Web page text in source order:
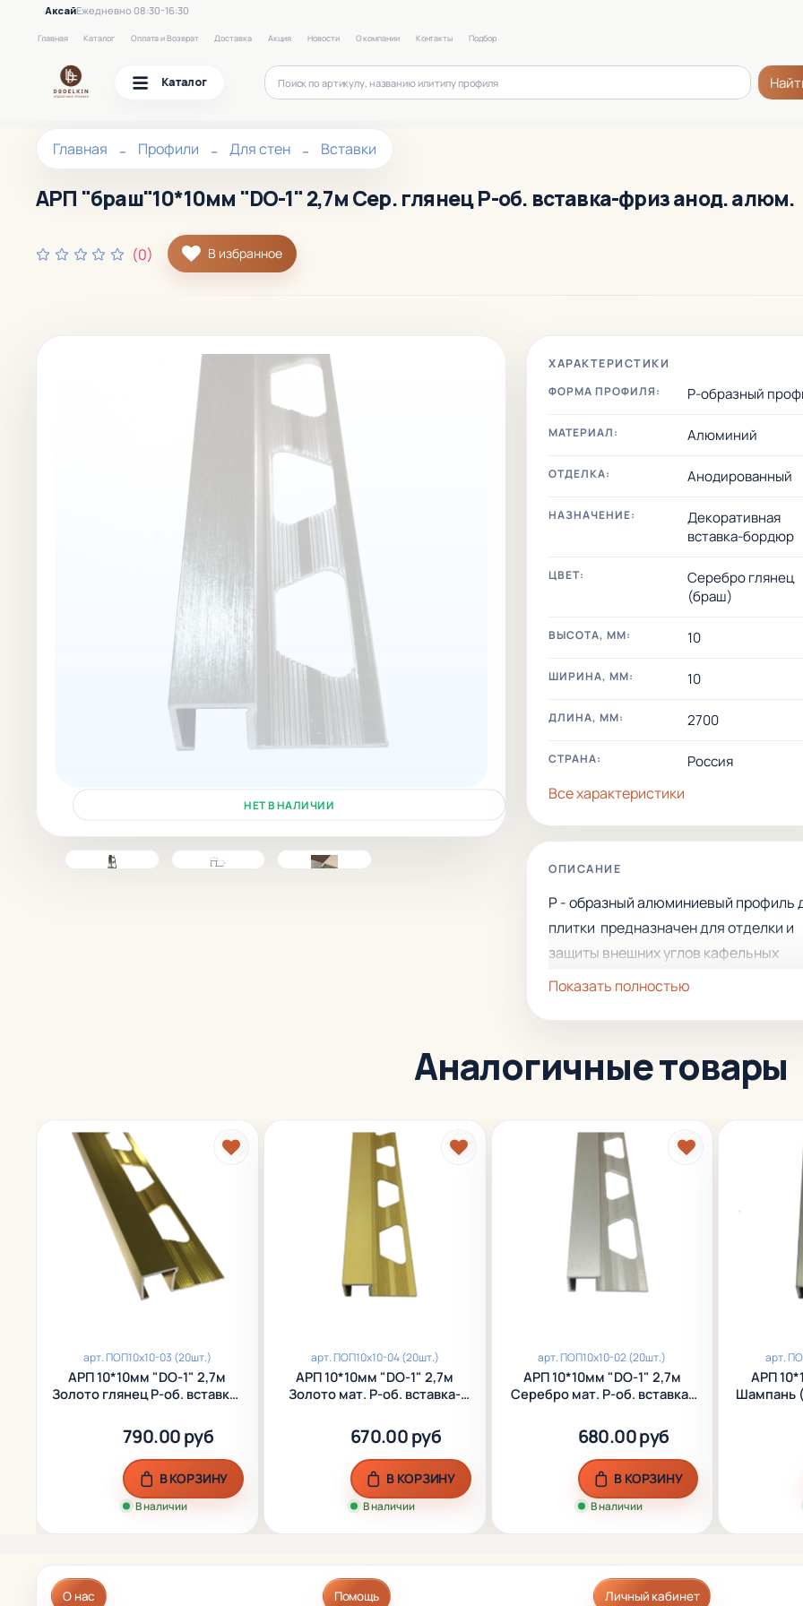
АксайЕжедневно 08:30-16:30
Главная Каталог Оплата и Возврат Доставка Акция Новости О компании Контакты Подбор
Каталог
Главная Профили Для стен Вставки
АРП "браш"10*10мм "DO-1" 2,7м Сер. глянец Р-об. вставка-фриз анод. алюм.
(0) В избранное
НЕТ В НАЛИЧИИ
ХАРАКТЕРИСТИКИ
ФОРМА ПРОФИЛЯ:
Р-образный
МАТЕРИАЛ: Алюминий
ОТДЕЛКА: Анодированный
НАЗНАЧЕНИЕ:
Декоративная
вставка-бордюр
ЦВЕТ:
Серебро глянец
(браш)
ВЫСОТА, ММ: 10
ШИРИНА, ММ: 10
ДЛИНА, ММ: 2700
СТРАНА: Россия
Все характеристики
ОПИСАНИЕ
Р - образный алюминиевый профиль
плитки предназначен для отделки и
защиты внешних углов кафельных
поверхностей, отделки торцевых
Имеет большой срок эксплуатации,
повреждениям.
Показать полностью
Аналогичные товары
арт.ПОП10х10-03 (20шт.)
АРП 10*10мм "DО-1" 2,7м
Золото глянец Р-об. вставка-
790.00 руб
В наличии
В КОРЗИНУ
арт.ПОП10х10-04 (20шт.)
АРП 10*10мм "DО-1" 2,7м
Золото мат. Р-об. вставка-
670.00 руб
В наличии
В КОРЗИНУ
арт.ПОП10х10-02 (20шт.)
АРП 10*10мм "DО-1" 2,7м
Серебро мат. Р-об. вставка-
680.00 руб
В наличии
В КОРЗИНУ
арт.
АРП
Шампань
О нас Помощь Личный кабинет